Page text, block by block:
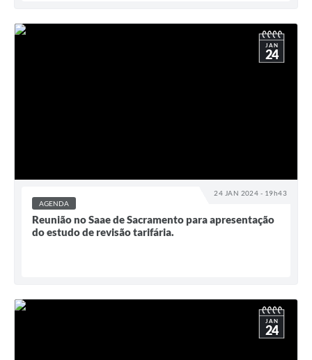
24 JAN 2024 - 19h43
JAN
24
AGENDA
Reunião no Saae de Sacramento para apresentação
do estudo de revisão tarifária.
JAN
24